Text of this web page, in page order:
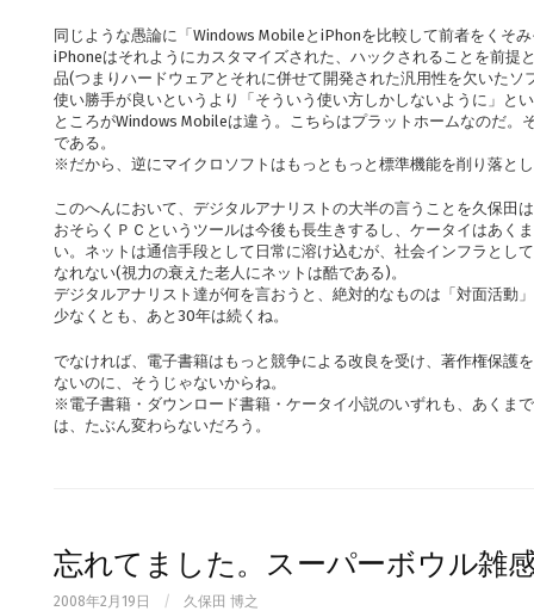
同じような愚論に「Windows MobileとiPhonを比較して前者をくそ
iPhoneはそれようにカスタマイズされた、ハックされることを前提
品(つまりハードウェアとそれに併せて開発された汎用性を欠いたソ
使い勝手が良いというより「そういう使い方しかしないように」と
ところがWindows Mobileは違う。こちらはプラットホームなのだ。
である。
※だから、逆にマイクロソフトはもっともっと標準機能を削り落と
このへんにおいて、デジタルアナリストの大半の言うことを久保田
おそらくＰＣというツールは今後も長生きするし、ケータイはあく
い。ネットは通信手段として日常に溶け込むが、社会インフラとし
なれない(視力の衰えた老人にネットは酷である)。
デジタルアナリスト達が何を言おうと、絶対的なものは「対面活動
少なくとも、あと30年は続くね。
でなければ、電子書籍はもっと競争による改良を受け、著作権保護
ないのに、そうじゃないからね。
※電子書籍・ダウンロード書籍・ケータイ小説のいずれも、あくま
は、たぶん変わらないだろう。
忘れてました。スーパーボウル雑
2008年2月19日 / 久保田 博之